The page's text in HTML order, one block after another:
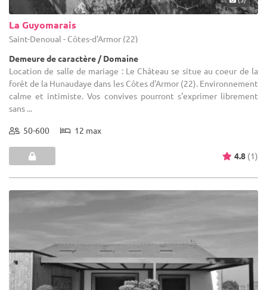
La Guyomarais
Saint-Denoual - Côtes-d'Armor (22)
Demeure de caractère / Domaine
Location de salle de mariage : Le Château se situe au coeur de la
forêt de la Hunaudaye dans les Côtes d'Armor (22). Environnement
calme et intimiste. Vos convives pourront s'exprimer librement
sans ...
50-600 12 max
4.8 (1)